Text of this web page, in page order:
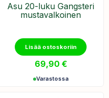
Asu 20-luku Gangsteri
mustavalkoinen
Lisää ostoskoriin
69,90 €
Varastossa